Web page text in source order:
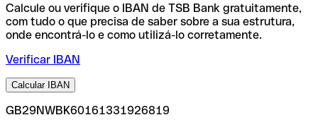
Calcule ou verifique o IBAN de TSB Bank gratuitamente,
com tudo o que precisa de saber sobre a sua estrutura,
onde encontrá-lo e como utilizá-lo corretamente.
Verificar IBAN
Calcular IBAN
GB29NWBK60161331926819